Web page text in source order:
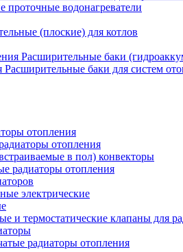
проточные водонагреватели
(плоские) для котлов
Расширительные баки
Расширительные баки для систем
отопления
отопления
в пол) конвекторы
радиаторы отопления
электрические
и термостатические клапаны для
радиаторы отопления